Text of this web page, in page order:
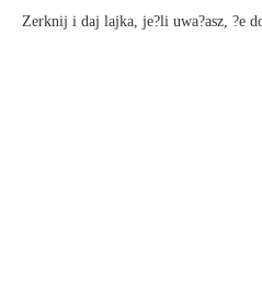
Zerknij i daj lajka, je?li uwa?asz, ?e